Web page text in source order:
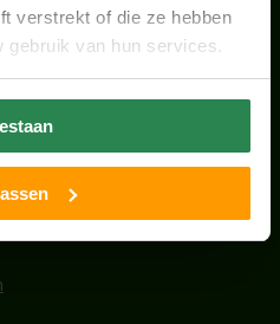
verstrekt of die ze hebben
gebruik van hun services.